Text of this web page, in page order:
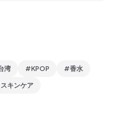
湾 #KPOP #香水
キンケア